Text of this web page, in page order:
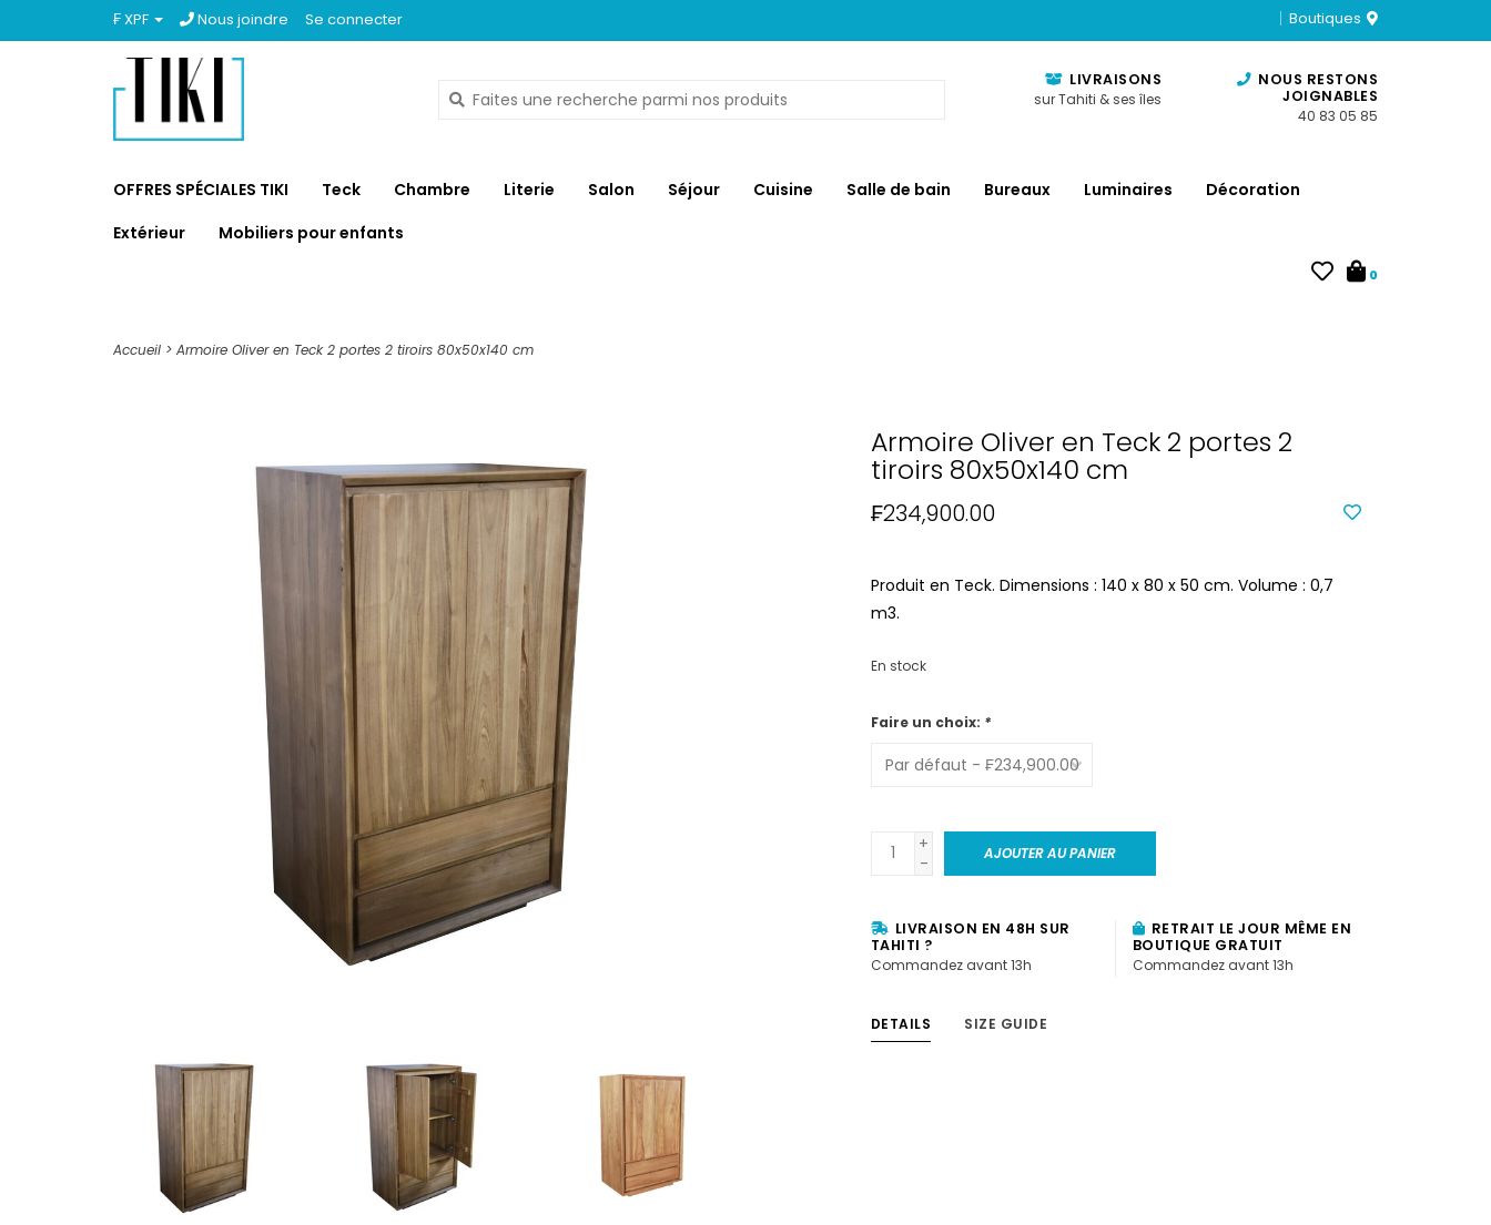
₣ XPF Nous joindre Se connecter Boutiques
LIVRAISONS
sur Tahiti & ses îles
NOUS RESTONS
JOIGNABLES
40 83 05 85
OFFRES SPÉCIALES TIKI Teck Chambre Literie Salon Séjour Cuisine Salle de bain Bureaux Luminaires
Décoration
Extérieur
Mobiliers pour enfants
0
Accueil > Armoire Oliver en Teck 2 portes 2 tiroirs 80x50x140 cm
Armoire Oliver en Teck 2 portes 2
tiroirs 80x50x140 cm
₣234,900.00
Produit en Teck. Dimensions : 140 x 80 x 50 cm. Volume : 0,7
m3.
En stock
Faire un choix: *
+
-
AJOUTER AU PANIER
LIVRAISON EN 48H SUR
TAHITI ?
Commandez avant 13h
RETRAIT LE JOUR MÊME EN
BOUTIQUE GRATUIT
Commandez avant 13h
DETAILS SIZE GUIDE